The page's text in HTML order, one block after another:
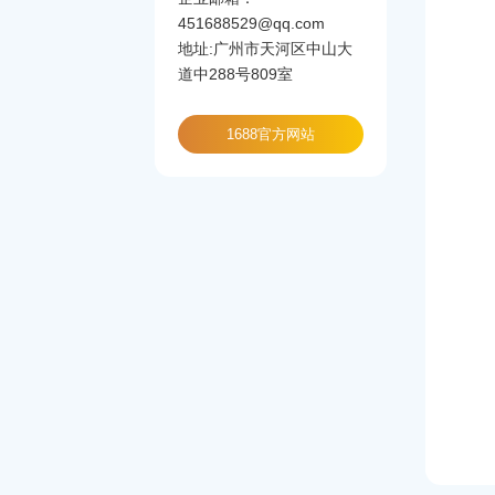
451688529@qq.com
地址:广州市天河区中山大
道中288号809室
1688官方网站